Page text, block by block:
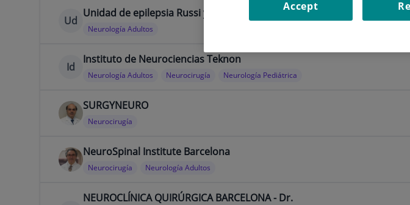
Ud
Unidad de epilepsia Russi y Oliver
Neurología Adultos
Id
Instituto de Neurociencias Teknon
Neurología Adultos Neurocirugía Neurología Pediátrica
SURGYNEURO
Neurocirugía
NeuroSpinal Institute Barcelona
Neurocirugía Neurología Adultos
NEUROCLÍNICA QUIRÚRGICA BARCELONA - Dr.
Accept